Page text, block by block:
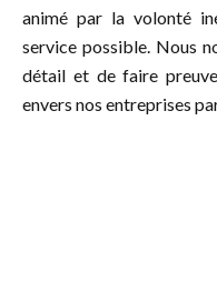
animé par la volonté
service possible. Nous
détail et de faire preuve
envers nos entreprises